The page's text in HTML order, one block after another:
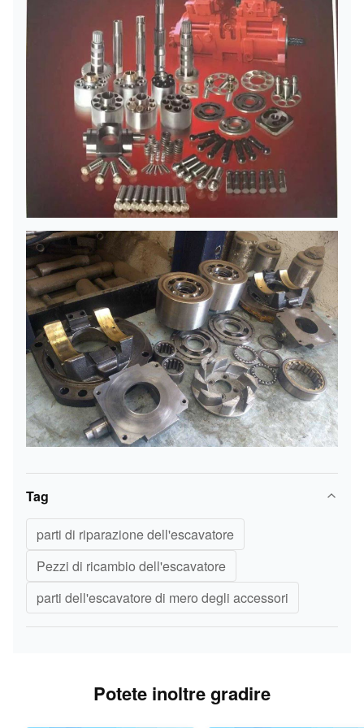
Tag
parti di riparazione dell'escavatore
Pezzi di ricambio dell'escavatore
parti dell'escavatore di mero degli accessori
Potete inoltre gradire